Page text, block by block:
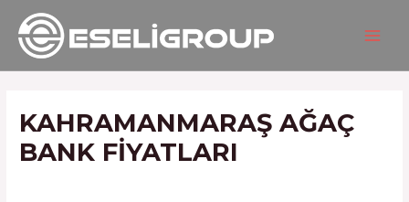
İçeriğe
atla
KAHRAMANMARAŞ AĞAÇ
BANK FIYATLARI
Yazı
gezinmesi